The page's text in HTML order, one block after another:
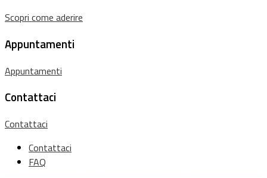
Scopri come aderire
Appuntamenti
Appuntamenti
Contattaci
Contattaci
Contattaci
FAQ